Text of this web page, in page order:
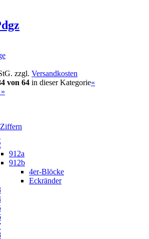
zzgl. Versandkosten
von 64 in dieser Kategorie«
912a
912b
4er-Blöcke
Eckränder